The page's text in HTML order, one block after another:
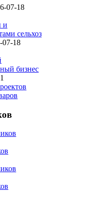
07-18
и
сельхоз
07-18
бизнес